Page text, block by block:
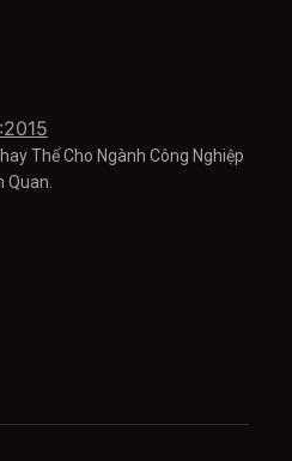
Thế Cho Ngành Công Nghiệp
Quan.